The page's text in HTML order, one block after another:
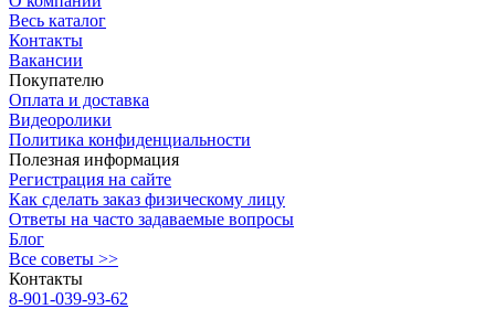
Весь каталог
Контакты
Вакансии
Покупателю
Оплата и доставка
Видеоролики
Политика конфиденциальности
Полезная информация
Регистрация на сайте
Как сделать заказ физическому лицу
Ответы на часто задаваемые вопросы
Блог
Все советы >>
Контакты
8-901-039-93-62